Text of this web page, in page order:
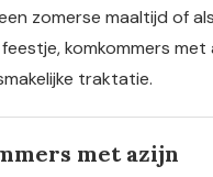
zomerse maaltijd of
komkommers met
traktatie.
met azijn